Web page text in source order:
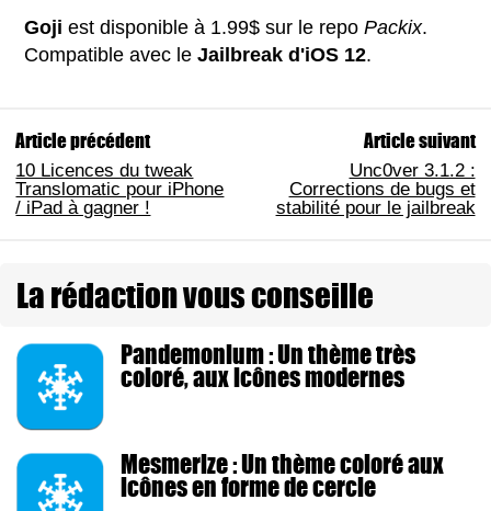
Gojiest disponible à 1.99$ sur le repoPackix.
Compatible avec leJailbreak d'iOS 12.
Article précédent
10 Licences du tweak
Translomatic pour iPhone
/ iPad à gagner !
Article suivant
Unc0ver 3.1.2 :
Corrections de bugs et
stabilité pour le jailbreak
La rédaction vous conseille
Pandemonium : Un thème très
coloré, aux icônes modernes
Mesmerize : Un thème coloré aux
icônes en forme de cercle